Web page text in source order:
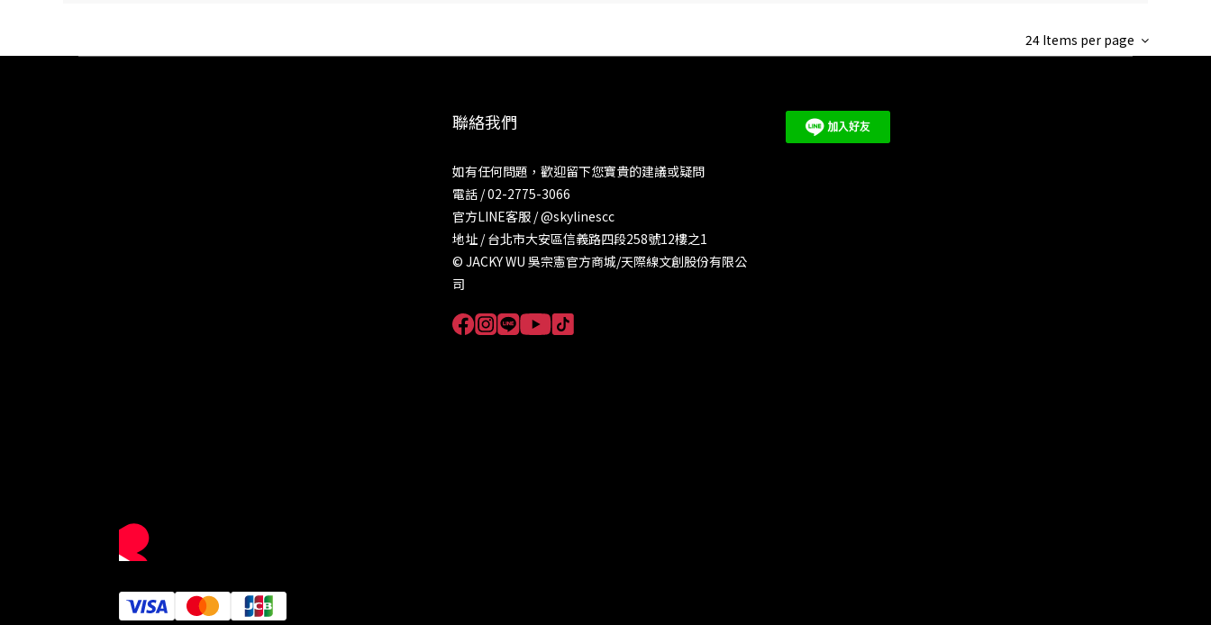
24 Items per page
聯絡我們
如有任何問題，歡迎留下您寶貴的建議或疑問
電話 / 02-2775-3066
官方LINE客服 /@skylinescc
地址 / 台北市大安區信義路四段258號12樓之1
© JACKY WU 吳宗憲官方商城/天際線文創股份有限公
司